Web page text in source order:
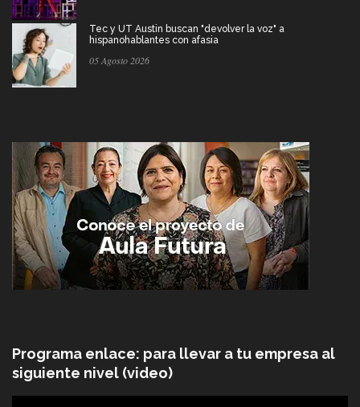
Tec y UT Austin buscan "devolver la voz" a
hispanohablantes con afasia
05 Agosto 2026
Programa enlace: para llevar a tu empresa al
siguiente nivel (video)